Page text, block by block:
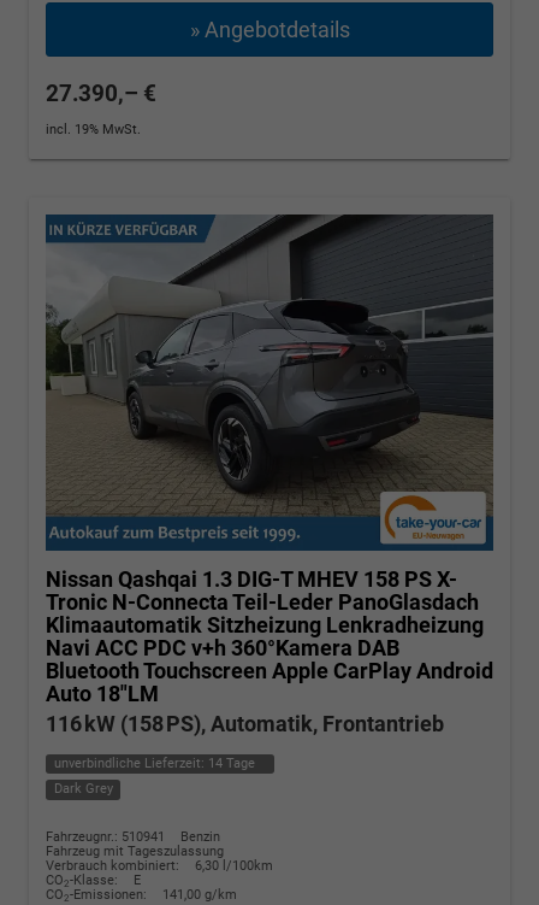
» Angebotdetails
27.390,– €
incl. 19% MwSt.
Nissan Qashqai 1.3 DIG-T MHEV 158 PS X-
Tronic N-Connecta Teil-Leder PanoGlasdach
Klimaautomatik Sitzheizung Lenkradheizung
Navi ACC PDC v+h 360°Kamera DAB
Bluetooth Touchscreen Apple CarPlay Android
Auto 18"LM
116 kW (158 PS), Automatik, Frontantrieb
unverbindliche Lieferzeit: 14 Tage
Dark Grey
Fahrzeugnr.: 510941
Benzin
Fahrzeug mit Tageszulassung
Verbrauch kombiniert:
6,30 l/100km
CO2-Klasse:
E
CO2-Emissionen: 141,00 g/km